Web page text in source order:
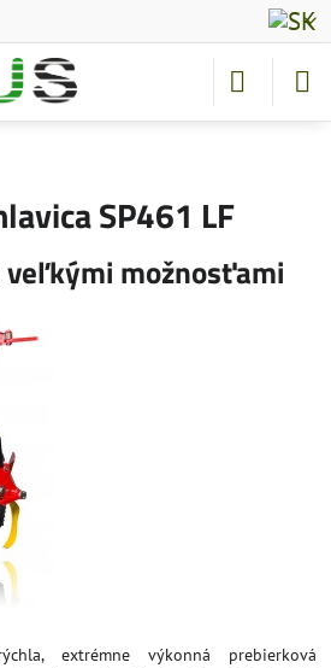
SP461 LF
možnosťami
extrémne výkonná prebierková